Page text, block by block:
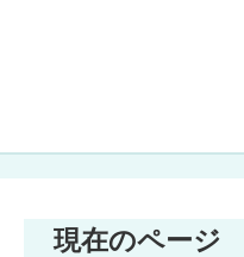
現在のページ